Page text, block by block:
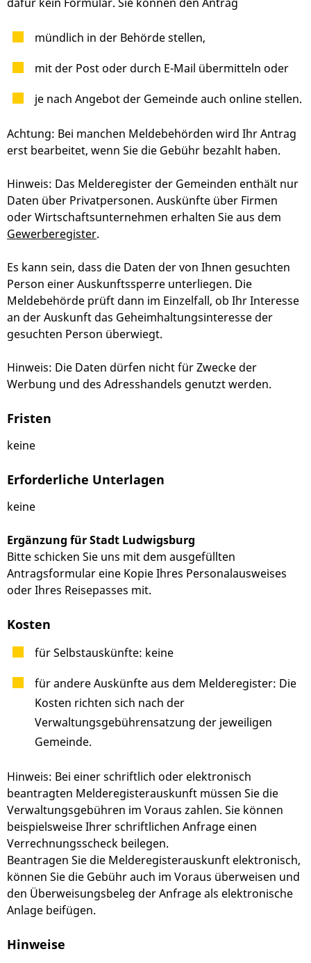
mündlich in der Behörde stellen,
mit der Post oder durch E-Mail übermitteln oder
je nach Angebot der Gemeinde auch online stellen.
Achtung: Bei manchen Meldebehörden wird Ihr Antrag
erst bearbeitet, wenn Sie die Gebühr bezahlt haben.
Hinweis: Das Melderegister der Gemeinden enthält nur
Daten über Privatpersonen. Auskünfte über Firmen
oder Wirtschaftsunternehmen erhalten Sie aus dem
Gewerberegister.
Es kann sein, dass die Daten der von Ihnen gesuchten
Person einer Auskunftssperre unterliegen. Die
Meldebehörde prüft dann im Einzelfall, ob Ihr Interesse
an der Auskunft das Geheimhaltungsinteresse der
gesuchten Person überwiegt.
Hinweis: Die Daten dürfen nicht für Zwecke der
Werbung und des Adresshandels genutzt werden.
Fristen
keine
Erforderliche Unterlagen
keine
Ergänzung für Stadt Ludwigsburg
Bitte schicken Sie uns mit dem ausgefüllten
Antragsformular eine Kopie Ihres Personalausweises
oder Ihres Reisepasses mit.
Kosten
für Selbstauskünfte: keine
für andere Auskünfte aus dem Melderegister: Die
Kosten richten sich nach der
Verwaltungsgebührensatzung der jeweiligen
Gemeinde.
Hinweis: Bei einer schriftlich oder elektronisch
beantragten Melderegisterauskunft müssen Sie die
Verwaltungsgebühren im Voraus zahlen. Sie können
beispielsweise Ihrer schriftlichen Anfrage einen
Verrechnungsscheck beilegen.
Beantragen Sie die Melderegisterauskunft elektronisch,
können Sie die Gebühr auch im Voraus überweisen und
den Überweisungsbeleg der Anfrage als elektronische
Anlage beifügen.
Hinweise